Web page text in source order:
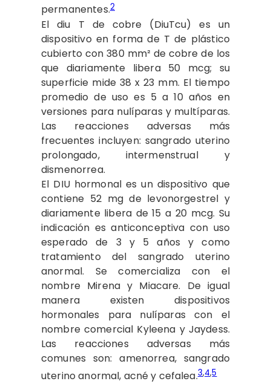
permanentes.2
El diu T de cobre (DiuTcu) es un
dispositivo en forma de T de plástico
cubierto con 380 mm² de cobre de los
que diariamente libera 50 mcg; su
superficie mide 38 x 23 mm. El tiempo
promedio de uso es 5 a 10 años en
versiones para nulíparas y multíparas.
Las reacciones adversas más
frecuentes incluyen: sangrado uterino
prolongado, intermenstrual y
dismenorrea.
El DIU hormonal es un dispositivo que
contiene 52 mg de levonorgestrel y
diariamente libera de 15 a 20 mcg. Su
indicación es anticonceptiva con uso
esperado de 3 y 5 años y como
tratamiento del sangrado uterino
anormal. Se comercializa con el
nombre Mirena y Miacare. De igual
manera existen dispositivos
hormonales para nulíparas con el
nombre comercial Kyleena y Jaydess.
Las reacciones adversas más
comunes son: amenorrea, sangrado
uterino anormal, acné y cefalea.3,4,5